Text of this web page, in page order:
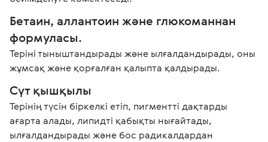
Бетаин, аллантоин және глюкоманнан
формуласы.
Теріні тыныштандырады және ылғалдандырады, оны
Сүт қышқылы
Терінің түсін біркелкі етіп, пигментті дақтарды
ағарта алады, липидті қабықты нығайтады,
ылғалдандырады және бос радикалдардан